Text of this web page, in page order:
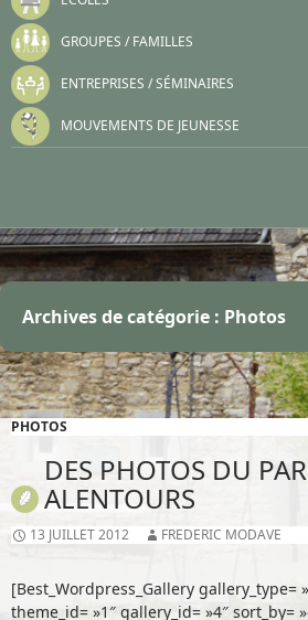
GROUPES / FAMILLES
ENTREPRISES / SÉMINAIRES
MOUVEMENTS DE JEUNESSE
Archives de catégorie : Photos
PHOTOS
DES PHOTOS DU
ALENTOURS
13 JUILLET 2012 FREDERIC MODAVE
[Best_Wordpress_Gallery gallery_type=
theme_id= »1″ gallery_id= »4″ sort_by=